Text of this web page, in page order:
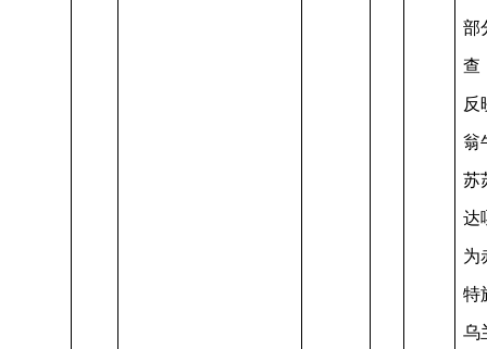
部
查
反
翁
苏
达
为
特
乌